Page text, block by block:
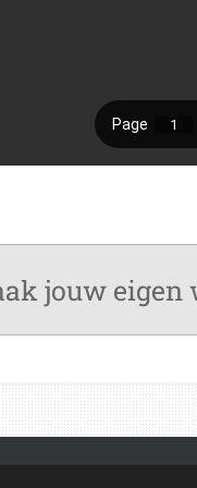
jouw eigen